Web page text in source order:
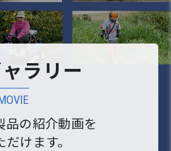
ラリー
品の紹介動画を
けます。